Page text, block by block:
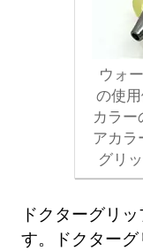
ウォ
の使
カラー
アカラ
グリ
ドクターグリ
す。ドクター